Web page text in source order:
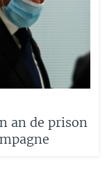
an de prison